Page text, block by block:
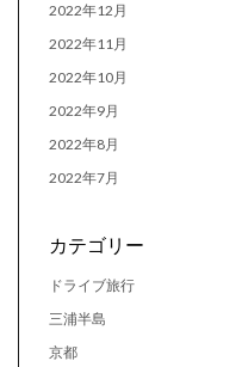
2022年12月
2022年11月
2022年10月
2022年9月
2022年8月
2022年7月
カテゴリー
ドライブ旅行
三浦半島
京都